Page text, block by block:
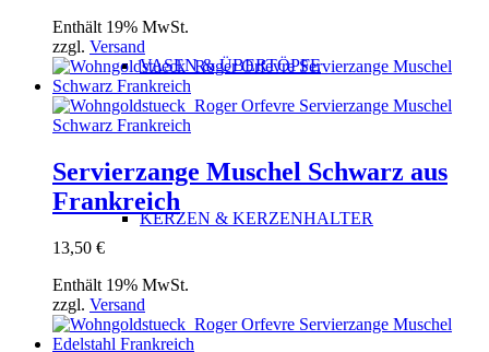
VASEN & ÜBERTÖPFE
KERZEN & KERZENHALTER
Enthält 19% MwSt.
zzgl. Versand
Servierzange Muschel Schwarz aus
Frankreich
13,50 €
Enthält 19% MwSt.
zzgl. Versand